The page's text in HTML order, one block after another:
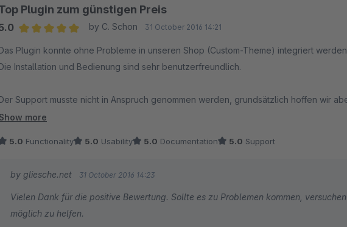
Plugin zum günstigen Preis
by C. Schon 31 October 2016 14:21
Plugin konnte ohne Probleme in unseren Shop (Custom-Theme) integriert
Installation und Bedienung sind sehr benutzerfreundlich.
Support musste nicht in Anspruch genommen werden, grundsätzlich hoffen wir
Das Team von wasser-aktuell.com bedankt sich für das tolle Plugin! :-)
more
5.0 Functionality 5.0 Usability 5.0 Documentation 5.0 Support
by gliesche.net 31 October 2016 14:23
Vielen Dank für die positive Bewertung. Sollte es zu Problemen kommen,
möglich zu helfen.